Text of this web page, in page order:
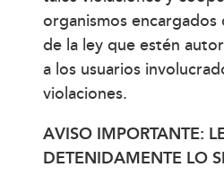
organismos
de la ley que estén
a los usuarios
violaciones.
AVISO IMPORTANTE:
DETENIDAMENTE LO